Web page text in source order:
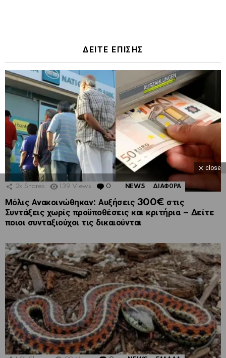
ΔΕΙΤΕ ΕΠΙΣΗΣ
2k Shares 139 Views 0 Comments
NEWS ΔΙΑΦΟΡΑ
Μόλις Ανακοινώθηκαν: Αυξήσεις 300€ στις
Συντάξεις χωρίς προϋποθέσεις και κριτήρια – Δείτε
ποιοι συνταξιούχοι τις δικαιούνται
close